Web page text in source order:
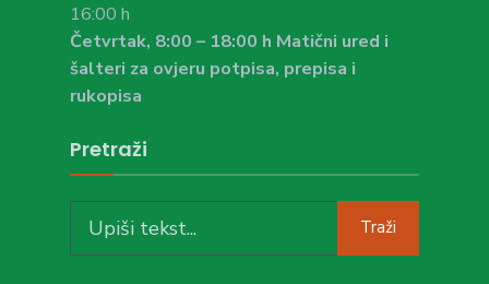
16:00 h
Četvrtak, 8:00 – 18:00 h Matični ured i
šalteri za ovjeru potpisa, prepisa i
rukopisa
Pretraži
for:
Traži